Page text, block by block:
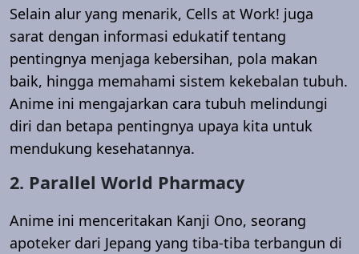
Selain alur yang menarik, Cells at Work! juga
sarat dengan informasi edukatif tentang
pentingnya menjaga kebersihan, pola makan
baik, hingga memahami sistem kekebalan tubuh.
Anime ini mengajarkan cara tubuh melindungi
diri dan betapa pentingnya upaya kita untuk
mendukung kesehatannya.
2. Parallel World Pharmacy
Anime ini menceritakan Kanji Ono, seorang
apoteker dari Jepang yang tiba-tiba terbangun di